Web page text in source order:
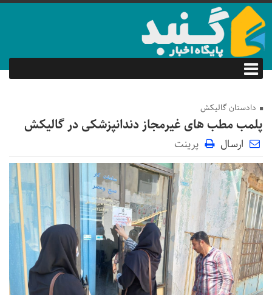
دادستان گالیکش
پلمب مطب های غیرمجاز دندانپزشکی در گالیکش
ارسال پرینت